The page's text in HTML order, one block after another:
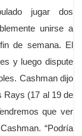
jugar dos
unirse a
de semana. El
y luego dispute
Cashman dijo
Rays (17 al 19 de
que ver
“Podría